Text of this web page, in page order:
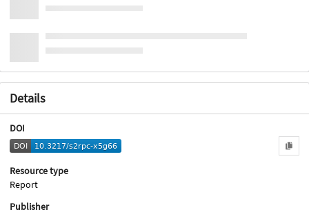
Details
DOI
Resource type
Report
Publisher